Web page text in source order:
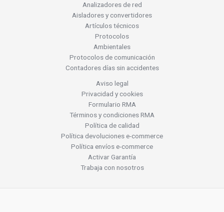
Analizadores de red
Aisladores y convertidores
Artículos técnicos
Protocolos
Ambientales
Protocolos de comunicación
Contadores días sin accidentes
Aviso legal
Privacidad y cookies
Formulario RMA
Términos y condiciones RMA
Política de calidad
Política devoluciones e-commerce
Política envíos e-commerce
Activar Garantía
Trabaja con nosotros